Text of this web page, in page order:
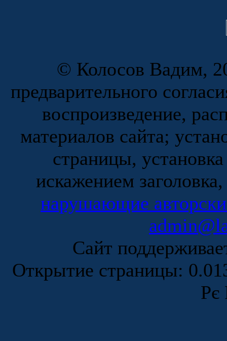
© Колосов Вадим,
предварительного
воспроизведение,
материалов сайта;
страницы,
искажением
нарушающие
Сайт
Открытие страницы:
Рє